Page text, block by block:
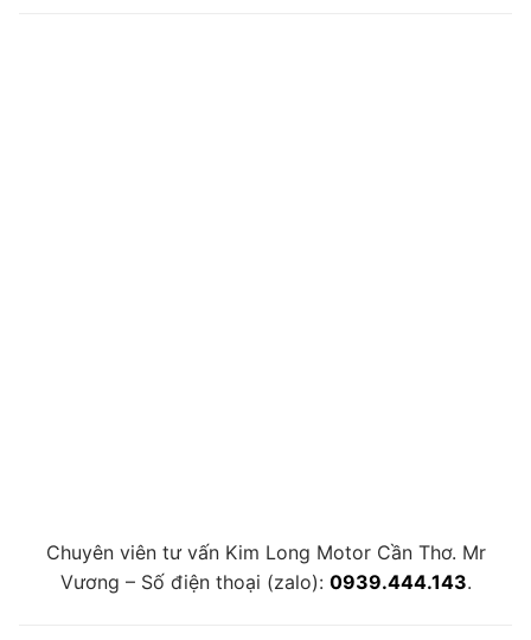
Chuyên viên tư vấn Kim Long Motor Cần Thơ. Mr
Vương – Số điện thoại (zalo): 0939.444.143.